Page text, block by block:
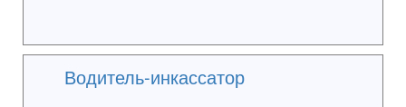
Водитель-инкассатор